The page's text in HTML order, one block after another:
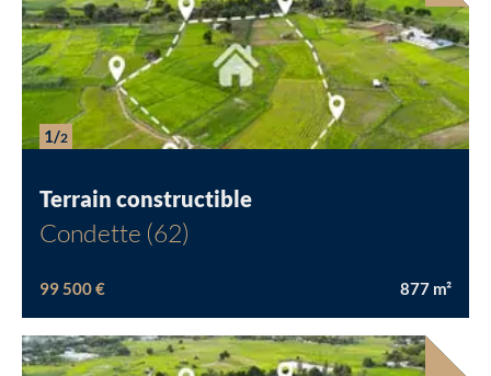
1/2
Terrain constructible
Condette (62)
99 500 € 877 m²